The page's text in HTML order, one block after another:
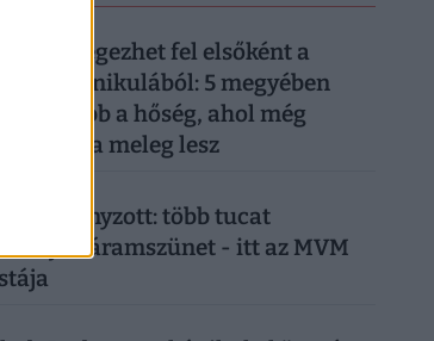
lélegezhet fel elsőként a
kánikulából: 5 megyében
a hőség, ahol még
is kutya meleg lesz
ez hiányzott: több tucat
jön áramszünet - itt az MVM